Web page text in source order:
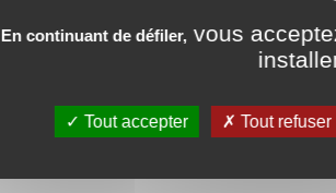
En continuant de défiler,vous
Tout accepter Tout refuser